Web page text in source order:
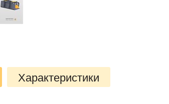
Характеристики